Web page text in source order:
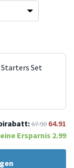
Set
67.90 64.91
Ersparnis 2.99